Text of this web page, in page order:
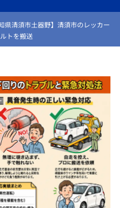
知県清須市土器野】清須市のレッカー
トを搬送